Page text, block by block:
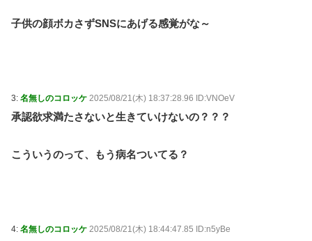
子供の顔ボカさずSNSにあげる感覚がな～
3: 名無しのコロッケ 2025/08/21(木) 18:37:28.96 ID:VNOeV
承認欲求満たさないと生きていけないの？？？
こういうのって、もう病名ついてる？
4: 名無しのコロッケ 2025/08/21(木) 18:44:47.85 ID:n5yBe